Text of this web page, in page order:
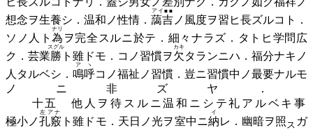
想念ヲ生養シ．温和ノ性情． 藹吉
アイ■■
ノ風度ヲ習ヒ長ズルコト．
ソノ人ト 為
ナリ
ヲ完全スルニ於テ．細々ナラズ．タトヒ学問広
ク．芸業勝
スグル
ト雖ドモ．コノ習慣ヲ欠
カキ
タランニハ．福分ナキノ
人タルベシ． 鳴呼
アヽ
コノ福祉ノ習慣．豈ニ習慣中ノ最要ナルモ
ノニ非ズヤ．
十五 他人ヲ待スルニ温和ニシテ礼アルベキ事
極小ノ孔竅
左アナ
ト雖ドモ．天日ノ光ヲ室中ニ納
イ
レ．幽暗ヲ照ス ガ